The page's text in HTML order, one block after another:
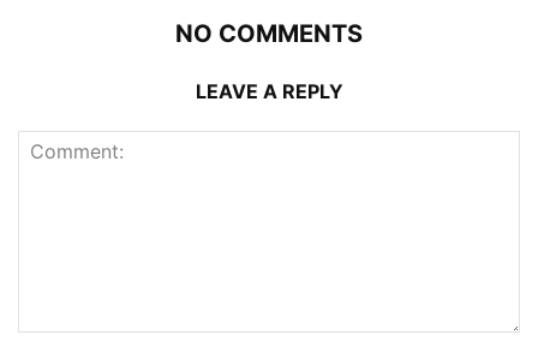
NO COMMENTS
LEAVE A REPLY